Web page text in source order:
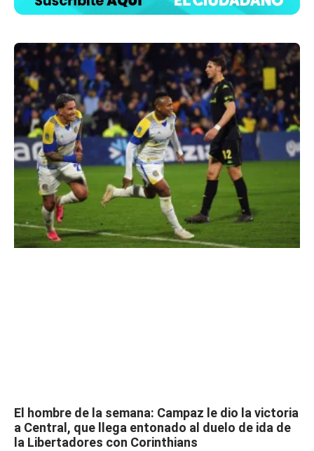
El hombre de la semana: Campaz le dio la victoria
a Central, que llega entonado al duelo de ida de
la Libertadores con Corinthians